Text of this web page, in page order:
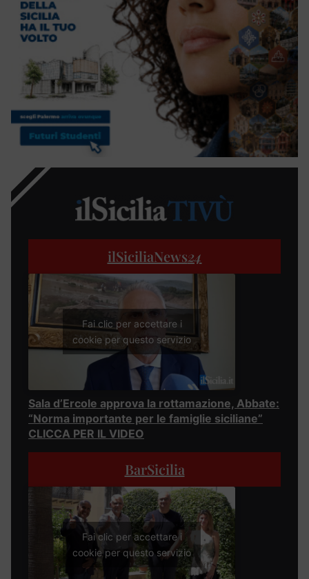
ilSiciliaNews24
Fai clic per accettare i
cookie per questo servizio
Sala d’Ercole approva la rottamazione, Abbate:
“Norma importante per le famiglie siciliane”
CLICCA PER IL VIDEO
BarSicilia
Fai clic per accettare i
cookie per questo servizio